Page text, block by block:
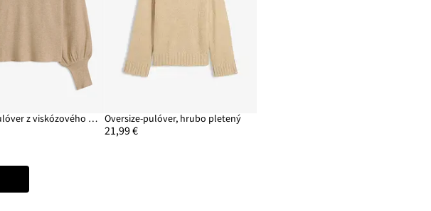
Oversize pulóver z viskózového mixu Oversize-pulóver, hrubo pletený
21,99 €